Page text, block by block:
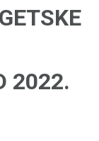
2022.